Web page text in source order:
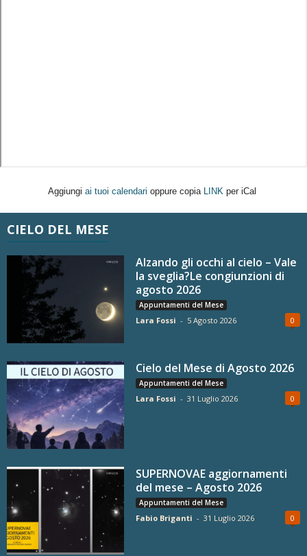
Aggiungi ai tuoi calendari oppure copia LINK per iCal
CIELO DEL MESE
Alzando gli occhi al cielo – Vale
la sveglia?Le congiunzioni di
agosto 2026
Appuntamenti del Mese
Lara Fossi - 5 Agosto 2026 0
Cielo del Mese di Agosto 2026
Appuntamenti del Mese
Lara Fossi - 31 Luglio 2026 0
SUPERNOVAE aggiornamenti
del mese – Agosto 2026
Appuntamenti del Mese
Fabio Briganti - 31 Luglio 2026 0